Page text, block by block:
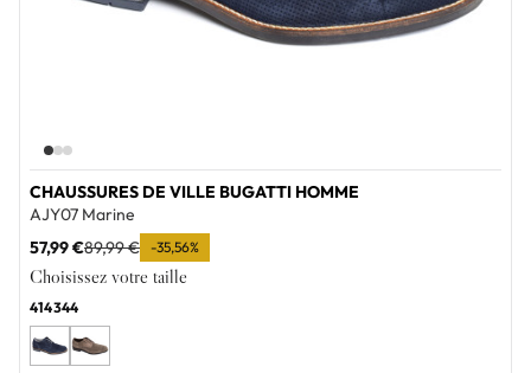
CHAUSSURES DE VILLE BUGATTI HOMME
AJY07 Marine
57,99 €89,99 € -35,56%
Choisissez votre taille
414344